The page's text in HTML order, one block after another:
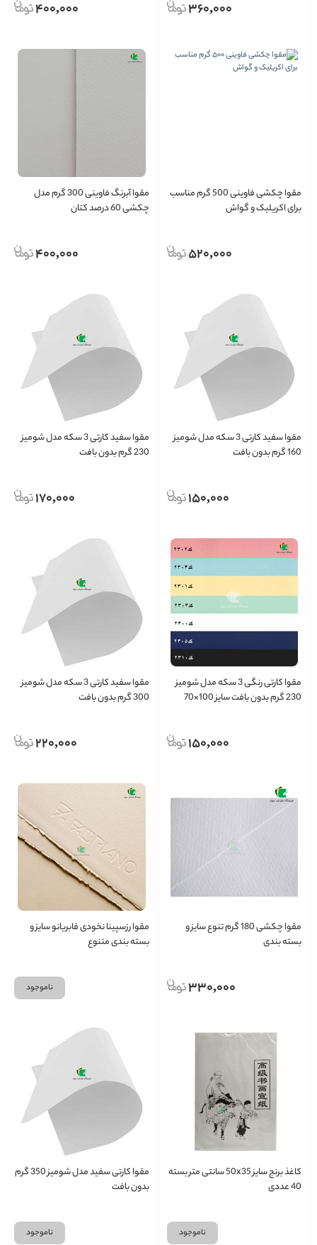
360,000
400,000
مقوا چکشی فاوینی 500 گرم مناسب
برای اکریلیک و گواش
520,000
مقوا آبرنگ فاوینی 300 گرم مدل
چکشی 60 درصد کتان
400,000
مقوا سفید کارتی 3 سکه مدل شومیز
160 گرم بدون بافت
150,000
مقوا سفید کارتی 3 سکه مدل شومیز
230 گرم بدون بافت
170,000
مقوا کارتی رنگی 3 سکه مدل شومیز
230 گرم بدون بافت سایز 100×70
150,000
مقوا سفید کارتی 3 سکه مدل شومیز
300 گرم بدون بافت
220,000
مقوا چکشی 180 گرم تنوع سایز و
بسته بندی
330,000
مقوا رزسپینا نخودی فابریانو سایز و
بسته بندی متنوع
ناموجود
کاغذ برنج سایز 50x35 سانتی متر بسته
40 عددی
ناموجود
مقوا کارتی سفید مدل شومیز 350 گرم
بدون بافت
ناموجود